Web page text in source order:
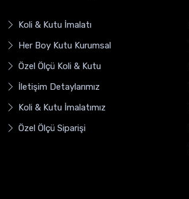
Koli & Kutu İmalatı
Her Boy Kutu Kurumsal
Özel Ölçü Koli & Kutu
İletişim Detaylarımız
Koli & Kutu İmalatımız
Özel Ölçü Siparişi